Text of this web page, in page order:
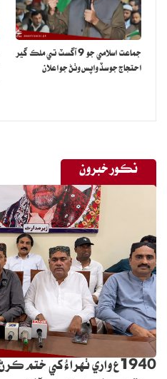
جماعت اسلامي جو 9 آگسٽ تي ملڪ گير
احتجاج جو سڏ واپس وٺڻ جو اعلان
نڪور خبرون
1940ع واري ٺهراءُ کي